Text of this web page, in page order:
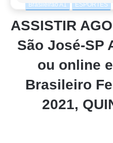
Brasileirão A1 ESPORTES
ASSISTIR
São José-SP
ou online
Brasileiro
2021,